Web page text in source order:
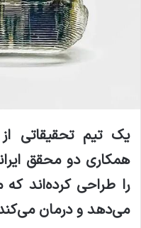
ل
یک تیم تحقیقاتی
همکاری دو محقق
را طراحی کرده‌اند
می‌دهد و درمان